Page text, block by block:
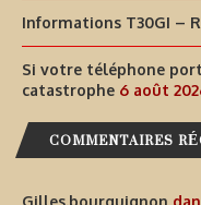
Informations T30GI –
Si votre téléphone
catastrophe 6 août
COMMENTAIRES